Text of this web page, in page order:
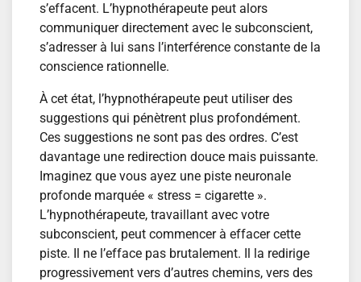
s’effacent. L’hypnothérapeute peut alors
communiquer directement avec le subconscient,
s’adresser à lui sans l’interférence constante de la
conscience rationnelle.
À cet état, l’hypnothérapeute peut utiliser des
suggestions qui pénètrent plus profondément.
Ces suggestions ne sont pas des ordres. C’est
davantage une redirection douce mais puissante.
Imaginez que vous ayez une piste neuronale
profonde marquée « stress = cigarette ».
L’hypnothérapeute, travaillant avec votre
subconscient, peut commencer à effacer cette
piste. Il ne l’efface pas brutalement. Il la redirige
progressivement vers d’autres chemins, vers des